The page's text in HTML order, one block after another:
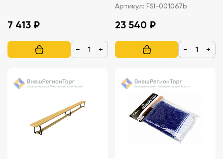
7 413 ₽
− +
Артикул: FSI-001067b
23 540 ₽
− +